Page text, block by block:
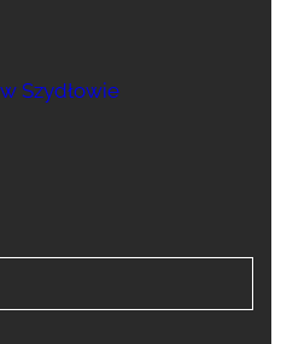
Szydłowie